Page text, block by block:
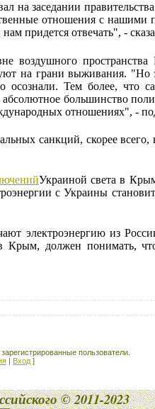
на заседании
отношения с нашими
придется отвечать", -
воздушного
на грани выживания. "Но
Тем более, что
большинство
отношениях", -
санкций, скорее
Украиной света в
с Украины
электроэнергию из
Крым, должен понимать,
пользователи.
| Вход ]
© 2011-2023